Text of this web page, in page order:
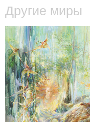
Другие миры